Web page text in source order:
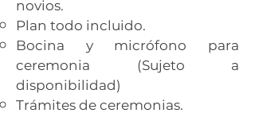
novios.
Plan todo incluido.
Bocina y micrófono para
ceremonia (Sujeto a
disponibilidad)
Trámites de ceremonias.